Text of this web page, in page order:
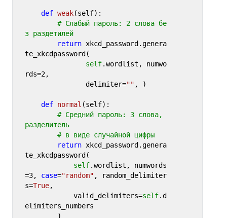
def weak(self):
# Слабый пароль: 2 слова бе
з раздетилей
return xkcd_password.genera
te_xkcdpassword(
self.wordlist, numwo
rds=2,
               delimiter=
"" , )
def normal (self):
# Средний пароль: 3 слова,
разделитель
# в виде случайной цифры
return xkcd_password.genera
te_xkcdpassword(
self.wordlist, numwords
=3, case="random" , random_delimiter
s=True,
            valid_delimiters=
self.d
elimiters_numbers